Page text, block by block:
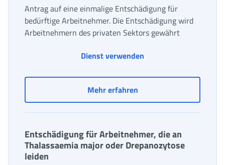
Antrag auf eine einmalige Entschädigung für
bedürftige Arbeitnehmer. Die Entschädigung wird
Arbeitnehmern des privaten Sektors gewährt
Dienst verwenden
Mehr erfahrenBonus für bedürftige
Entschädigung für Arbeitnehmer, die an
Thalassaemia major oder Drepanozytose
leiden